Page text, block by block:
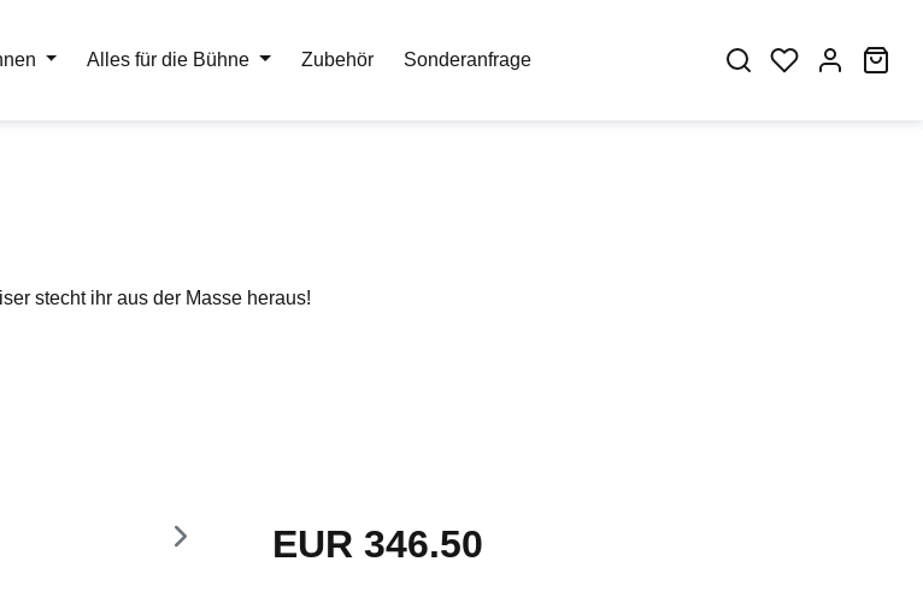
Alles für die Bühne Zubehör Sonderanfrage
stecht ihr aus der Masse heraus!
Regulärer Preis:
EUR 346.50